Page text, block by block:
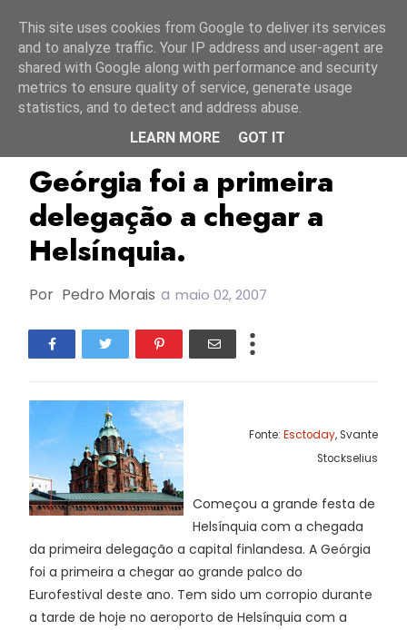
Geórgia
Geórgia foi a primeira
delegação a chegar a
Helsínquia.
Por Pedro Morais a maio 02, 2007
Fonte: Esctoday, Svante
Stockselius
Começou a grande festa de
Helsínquia com a chegada
da primeira delegação a capital finlandesa. A Geórgia
foi a primeira a chegar ao grande palco do
Eurofestival deste ano. Tem sido um corropio durante
a tarde de hoje no aeroporto de Helsínquia com a
This site uses cookies from Google to deliver its services
and to analyze traffic. Your IP address and user-agent are
shared with Google along with performance and security
metrics to ensure quality of service, generate usage
statistics, and to detect and address abuse.
LEARN MORE
GOT IT